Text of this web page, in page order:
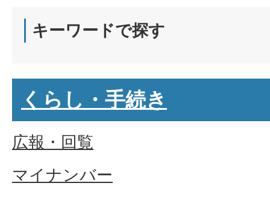
キーワードで探す
くらし・手続き
広報・回覧
マイナンバー